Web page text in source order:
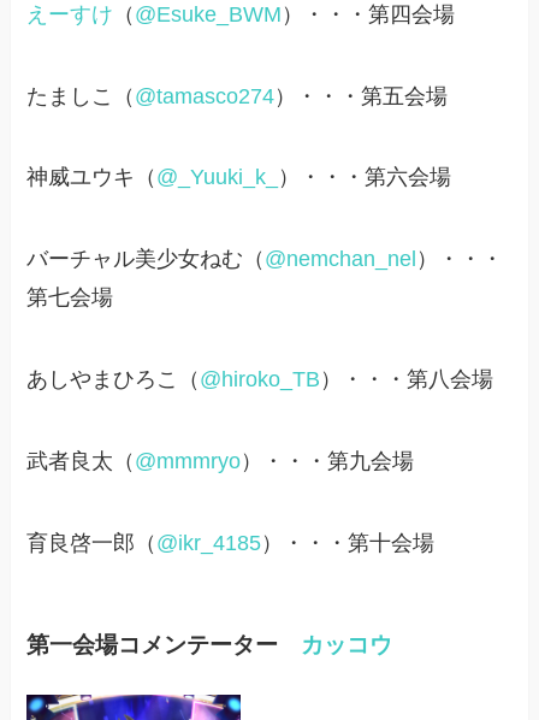
えーすけ （ @Esuke_BWM ）・・・第四会場
たましこ（ @tamasco274）・・・第五会場
神威ユウキ（ @_Yuuki_k_ ）・・・第六会場
バーチャル美少女ねむ（ @nemchan_nel ）・・・
第七会場
あしやまひろこ（ @hiroko_TB ）・・・第八会場
武者良太（ @mmmryo）・・・第九会場
育良啓一郎（ @ikr_4185）・・・第十会場
第一会場コメンテーター カッコウ